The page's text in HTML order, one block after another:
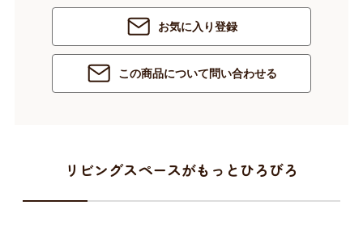
お気に入り登録
この商品について問い合わせる
リビングスペースがもっとひろびろ